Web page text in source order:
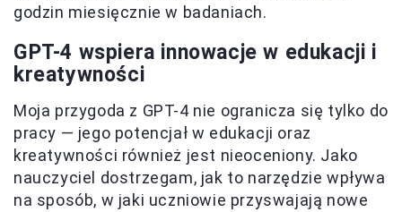
godzin miesięcznie w badaniach.
GPT-4 wspiera innowacje w edukacji i
kreatywności
Moja przygoda z GPT-4 nie ogranicza się tylko do
pracy — jego potencjał w edukacji oraz
kreatywności również jest nieoceniony. Jako
nauczyciel dostrzegam, jak to narzędzie wpływa
na sposób, w jaki uczniowie przyswajają nowe